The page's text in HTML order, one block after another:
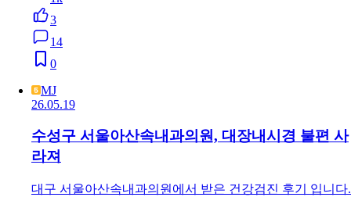
3
14
0
MJ
26.05.19
수성구 서울아산속내과의원, 대장내시경 불편 사
라져
대구 서울아산속내과의원에서 받은 건강검진 후기 입니다.